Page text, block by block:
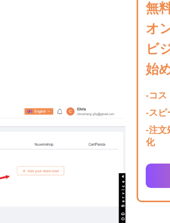
無
オ
ビ
始
-コス
-スピ
-注文
化